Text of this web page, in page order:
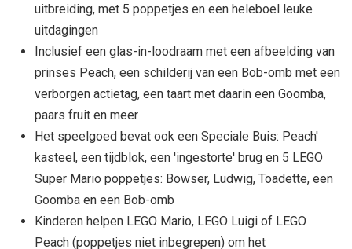
uitbreiding, met 5 poppetjes en een heleboel leuke
uitdagingen
Inclusief een glas-in-loodraam met een afbeelding van
prinses Peach, een schilderij van een Bob-omb met een
verborgen actietag, een taart met daarin een Goomba,
paars fruit en meer
Het speelgoed bevat ook een Speciale Buis: Peach'
kasteel, een tijdblok, een 'ingestorte' brug en 5 LEGO
Super Mario poppetjes: Bowser, Ludwig, Toadette, een
Goomba en een Bob-omb
Kinderen helpen LEGO Mario, LEGO Luigi of LEGO
Peach (poppetjes niet inbegrepen) om het